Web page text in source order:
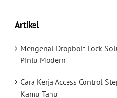
Artikel
Mengenal Dropbolt Lock
Pintu Modern
Cara Kerja Access Control
Kamu Tahu